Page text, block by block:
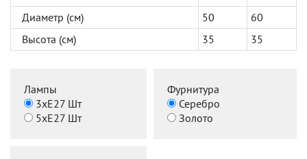
Диаметр (см)
50
60
Высота (см)
35 35
Лампы
3хЕ27 Шт
5хЕ27 Шт
Фурнитура
Серебро
Золото